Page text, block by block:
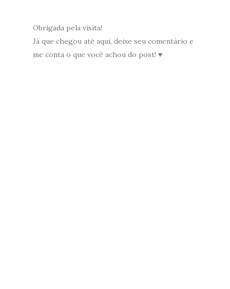
Obrigada pela visita!
Já que chegou até aqui, deixe seu comentário e
me conta o que você achou do post! ♥